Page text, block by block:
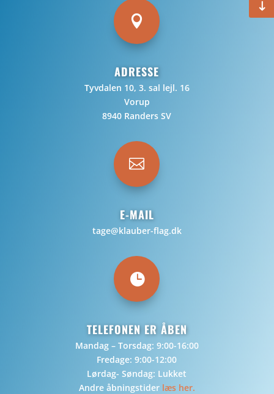

ADRESSE
Tyvdalen 10, 3. sal lejl. 16
Vorup
8940 Randers SV

E-MAIL
tage@klauber-flag.dk

TELEFONEN ER ÅBEN
Mandag – Torsdag: 9:00-16:00
Fredage: 9:00-12:00
Lørdag- Søndag: Lukket
Andre åbningstider læs her.